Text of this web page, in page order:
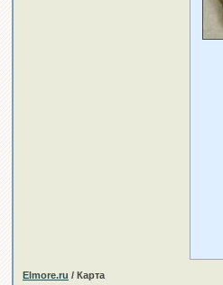
Elmore.ru / Карта